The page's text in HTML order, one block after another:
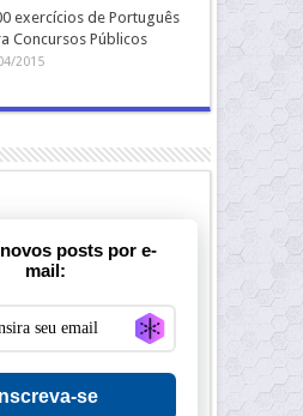
exercícios de Português
Concursos Públicos
2015
posts por e-
mail:
Inscreva-se